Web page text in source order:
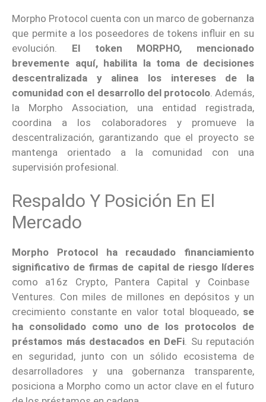
Morpho Protocol cuenta con un marco de gobernanza
que permite a los poseedores de tokens influir en su
evolución. El token MORPHO, mencionado
brevemente aquí, habilita la toma de decisiones
descentralizada y alinea los intereses de la
comunidad con el desarrollo del protocolo. Además,
la Morpho Association, una entidad registrada,
coordina a los colaboradores y promueve la
descentralización, garantizando que el proyecto se
mantenga orientado a la comunidad con una
supervisión profesional.
Respaldo Y Posición En El
Mercado
Morpho Protocol ha recaudado financiamiento
significativo de firmas de capital de riesgo líderes
como a16z Crypto, Pantera Capital y Coinbase
Ventures. Con miles de millones en depósitos y un
crecimiento constante en valor total bloqueado, se
ha consolidado como uno de los protocolos de
préstamos más destacados en DeFi . Su reputación
en seguridad, junto con un sólido ecosistema de
desarrolladores y una gobernanza transparente,
posiciona a Morpho como un actor clave en el futuro